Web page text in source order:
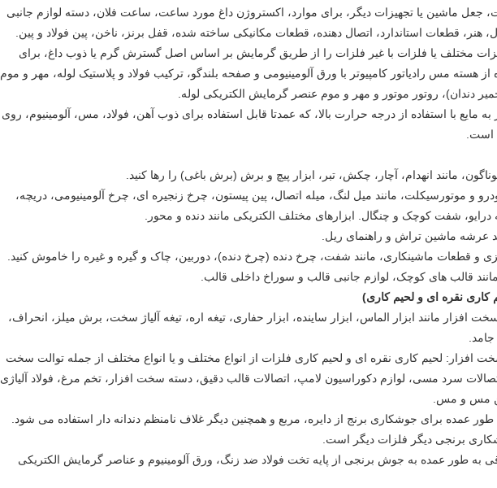
جعل ماشین یا تجهیزات دیگر، برای موارد، اکستروژن داغ مورد ساعت، ساعت فلان، دسته لوازم جانبی
قطعات استاندارد، اتصال دهنده، قطعات مکانیکی ساخته شده، قفل برنز، ناخن، پین فولاد و پین.
مختلف یا فلزات با غیر فلزات را از طریق گرمایش بر اساس اصل گسترش گرم یا ذوب داغ، برای
هسته مس رادیاتور کامپیوتر با ورق آلومینیومی و صفحه بلندگو، ترکیب فولاد و پلاستیک لوله، مهر و موم
دندان)، روتور موتور و مهر و موم عنصر گرمایش الکتریکی لوله.
مایع با استفاده از درجه حرارت بالا، که عمدتا قابل استفاده برای ذوب آهن، فولاد، مس، آلومینیوم، روی
است.
مانند انهدام، آچار، چکش، تبر، ابزار پیچ و برش (برش باغی) را رها کنید.
و موتورسیکلت، مانند میل لنگ، میله اتصال، پین پیستون، چرخ زنجیره ای، چرخ آلومینیومی، دریچه،
شفت کوچک و چنگال. ابزارهای مختلف الکتریکی مانند دنده و محور.
عرشه ماشین تراش و راهنمای ریل.
قطعات ماشینکاری، مانند شفت، چرخ دنده (چرخ دنده)، دوربین، چاک و گیره و غیره را خاموش کنید.
قالب های کوچک، لوازم جانبی قالب و سوراخ داخلی قالب.
نقره ای و لحیم کاری)
مانند ابزار الماس، ابزار ساینده، ابزار حفاری، تیغه اره، تیغه آلیاژ سخت، برش میلز، انحراف،
جامد.
افزار: لحیم کاری نقره ای و لحیم کاری فلزات از انواع مختلف و یا انواع مختلف از جمله توالت سخت
سرد مسی، لوازم دکوراسیون لامپ، اتصالات قالب دقیق، دسته سخت افزار، تخم مرغ، فولاد آلیاژی
مس و مس.
عمده برای جوشکاری برنج از دایره، مربع و همچنین دیگر غلاف نامنظم دندانه دار استفاده می شود.
برنجی دیگر فلزات دیگر است.
طور عمده به جوش برنجی از پایه تخت فولاد ضد زنگ، ورق آلومینیوم و عناصر گرمایش الکتریکی